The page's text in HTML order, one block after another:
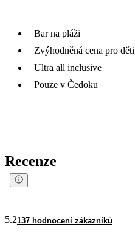
Bar na pláži
Zvýhodněná cena pro
Ultra all inclusive
Pouze v Čedoku
Recenze
5.2137 hodnocení zákazníků